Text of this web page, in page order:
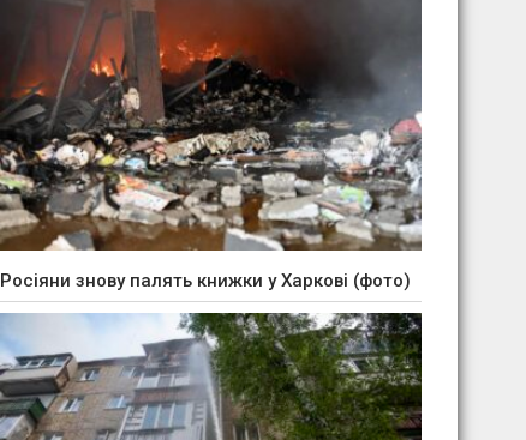
Росіяни знову палять книжки у Харкові (фото)